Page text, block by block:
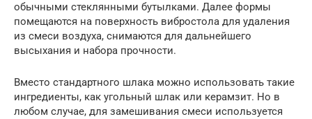
обычными стеклянными бутылками. Далее формы
помещаются на поверхность вибростола для удаления
из смеси воздуха, снимаются для дальнейшего
высыхания и набора прочности.
Вместо стандартного шлака можно использовать такие
ингредиенты, как угольный шлак или керамзит. Но в
любом случае, для замешивания смеси используется